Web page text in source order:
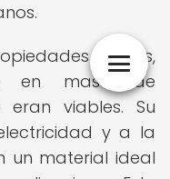
únicas,
en masa de
viables. Su
y a la
un material ideal